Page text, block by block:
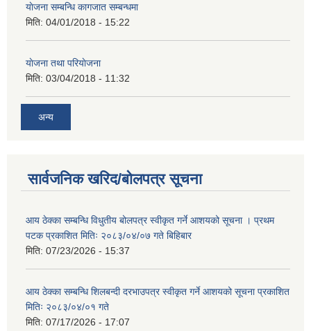
याेजना सम्बन्धि कागजात सम्बन्धमा
मिति: 04/01/2018 - 15:22
याेजना तथा परियाेजना
मिति: 03/04/2018 - 11:32
अन्य
सार्वजनिक खरिद/बोलपत्र सूचना
आय ठेक्का सम्बन्धि विधुतीय बोलपत्र स्वीकृत गर्ने आशयको सूचना । प्रथम
पटक प्रकाशित मितिः २०८३/०४/०७ गते बिहिबार
मिति: 07/23/2026 - 15:37
आय ठेक्का सम्बन्धि शिलबन्दी दरभाउपत्र स्वीकृत गर्ने आशयको सूचना प्रकाशित
मितिः २०८३/०४/०१ गते
मिति: 07/17/2026 - 17:07